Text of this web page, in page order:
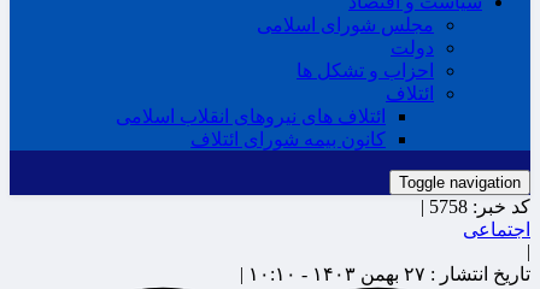
مجلس شورای اسلامی
دولت
احزاب و تشکل ها
ائتلاف
ائتلاف های نیروهای انقلاب اسلامی
کانون بیمه شورای ائتلاف
Toggle navigation
کد خبر: 5758 |
اجتماعی
|
تاریخ انتشار : ۲۷ بهمن ۱۴۰۳ - ۱۰:۱۰ |